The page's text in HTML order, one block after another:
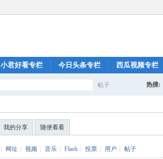
小君好看专栏 今日头条专栏 西瓜视频专栏
帖子 热搜:
我的分享 随便看看
网址 视频 音乐 Flash 投票 用户 帖子